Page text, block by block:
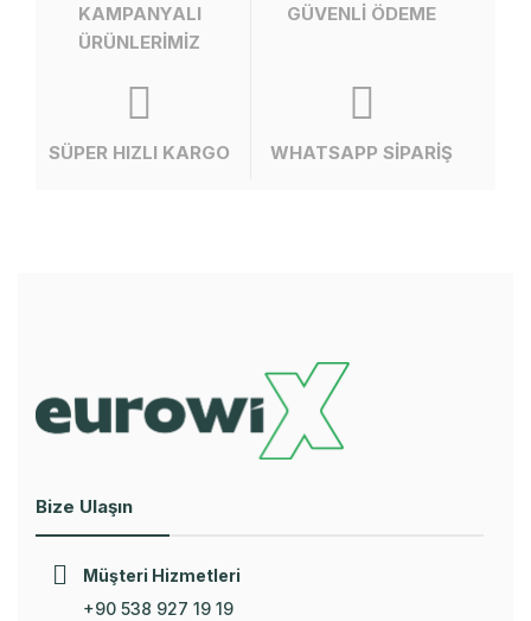
KAMPANYALI
ÜRÜNLERİMİZ
GÜVENLİ ÖDEME
SÜPER HIZLI KARGO WHATSAPP SİPARİŞ
Bize Ulaşın
Müşteri Hizmetleri
+90 538 927 19 19